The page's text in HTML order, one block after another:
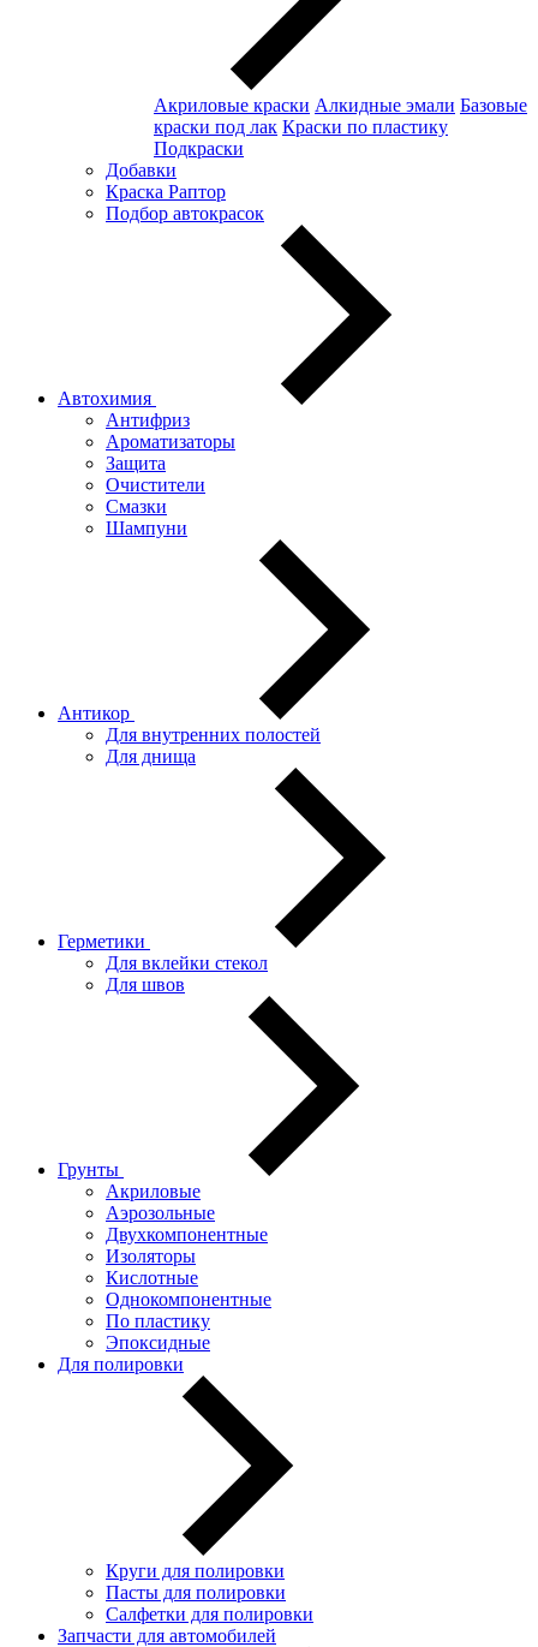
Акриловые краски Алкидные эмали Базовые
краски под лак Краски по пластику
Подкраски
Добавки
Краска Раптор
Подбор автокрасок
Автохимия
Антифриз
Ароматизаторы
Защита
Очистители
Смазки
Шампуни
Антикор
Для внутренних полостей
Для днища
Герметики
Для вклейки стекол
Для швов
Грунты
Акриловые
Аэрозольные
Двухкомпонентные
Изоляторы
Кислотные
Однокомпонентные
По пластику
Эпоксидные
Для полировки
Круги для полировки
Пасты для полировки
Салфетки для полировки
Запчасти для автомобилей